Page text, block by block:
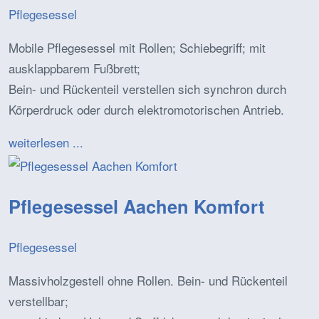
Pflegesessel
Mobile Pflegesessel mit Rollen; Schiebegriff; mit
ausklappbarem Fußbrett;
Bein- und Rückenteil verstellen sich synchron durch
Körperdruck oder durch elektromotorischen Antrieb.
weiterlesen ...
Pflegesessel Aachen Komfort
Pflegesessel
Massivholzgestell ohne Rollen. Bein- und Rückenteil
verstellbar;